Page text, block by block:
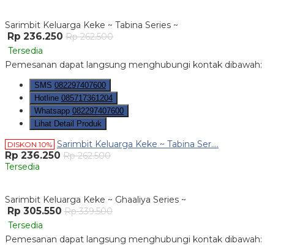
Sarimbit Keluarga Keke ~ Tabina Series ~
Rp 236.250 Rp 262.500
Tersedia
Pemesanan dapat langsung menghubungi kontak dibawah:
SMS 082297407600
Hotline 085717361204
Whatsapp 082297407600
Lihat Detail Produk
DISKON 10% Sarimbit Keluarga Keke ~ Tabina Ser....
Rp 236.250 Rp 262.500
Tersedia
Sarimbit Keluarga Keke ~ Ghaaliya Series ~
Rp 305.550 Rp 339.500
Tersedia
Pemesanan dapat langsung menghubungi kontak dibawah: